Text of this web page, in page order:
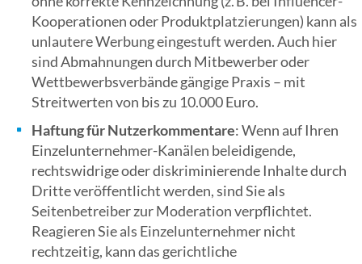
Kooperationen oder Produktplatzierungen) kann als
unlautere Werbung eingestuft werden. Auch hier
sind Abmahnungen durch Mitbewerber oder
Wettbewerbsverbände gängige Praxis – mit
Streitwerten von bis zu 10.000 Euro.
Haftung für Nutzerkommentare: Wenn auf Ihren
Einzelunternehmer-Kanälen beleidigende,
rechtswidrige oder diskriminierende Inhalte durch
Dritte veröffentlicht werden, sind Sie als
Seitenbetreiber zur Moderation verpflichtet.
Reagieren Sie als Einzelunternehmer nicht
rechtzeitig, kann das gerichtliche